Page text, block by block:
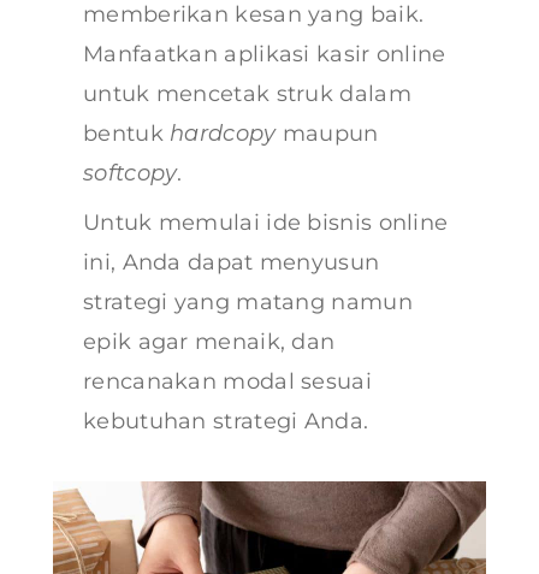
memberikan kesan yang baik.
Manfaatkan aplikasi kasir online
untuk mencetak struk dalam
bentuk hardcopymaupun
softcopy.
Untuk memulai ide bisnis online
ini, Anda dapat menyusun
strategi yang matang namun
epik agar menaik, dan
rencanakan modal sesuai
kebutuhan strategi Anda.